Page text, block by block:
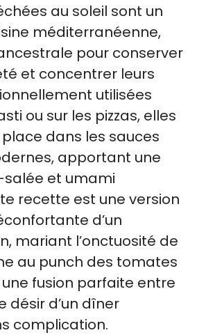
au soleil sont un
méditerranéenne,
pour conserver
et concentrer leurs
utilisées
ou sur les pizzas, elles
dans les sauces
apportant une
et umami
recette est une version
d’un
mariant l’onctuosité de
au punch des tomates
une fusion parfaite entre
désir d’un dîner
complication.